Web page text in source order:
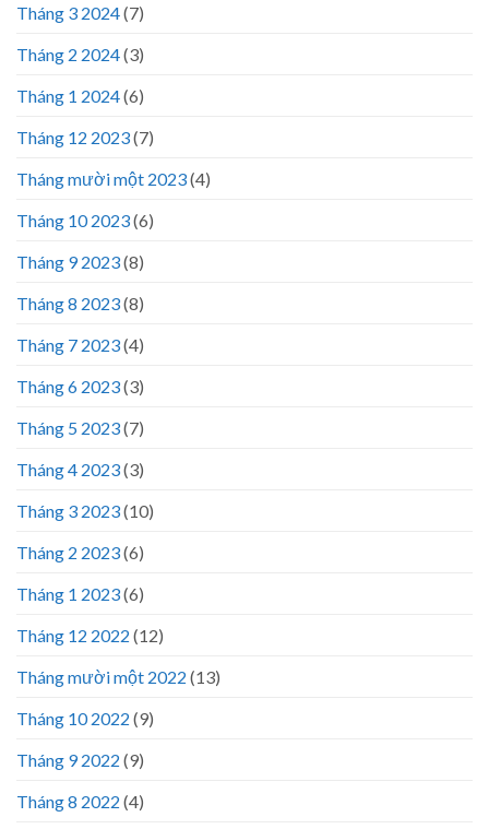
Tháng 3 2024(7)
Tháng 2 2024(3)
Tháng 1 2024(6)
Tháng 12 2023(7)
Tháng mười một 2023(4)
Tháng 10 2023(6)
Tháng 9 2023(8)
Tháng 8 2023(8)
Tháng 7 2023(4)
Tháng 6 2023(3)
Tháng 5 2023(7)
Tháng 4 2023(3)
Tháng 3 2023(10)
Tháng 2 2023(6)
Tháng 1 2023(6)
Tháng 12 2022 (12)
Tháng mười một 2022 (13)
Tháng 10 2022 (9)
Tháng 9 2022 (9)
Tháng 8 2022 (4)